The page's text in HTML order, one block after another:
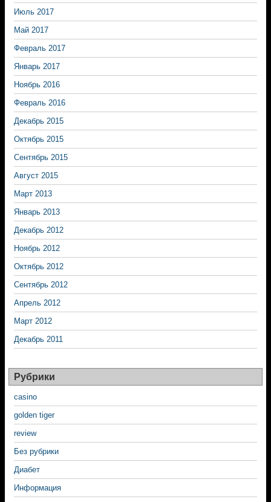
Июль 2017
Май 2017
Февраль 2017
Январь 2017
Ноябрь 2016
Февраль 2016
Декабрь 2015
Октябрь 2015
Сентябрь 2015
Август 2015
Март 2013
Январь 2013
Декабрь 2012
Ноябрь 2012
Октябрь 2012
Сентябрь 2012
Апрель 2012
Март 2012
Декабрь 2011
Рубрики
casino
golden tiger
review
Без рубрики
Диабет
Информация